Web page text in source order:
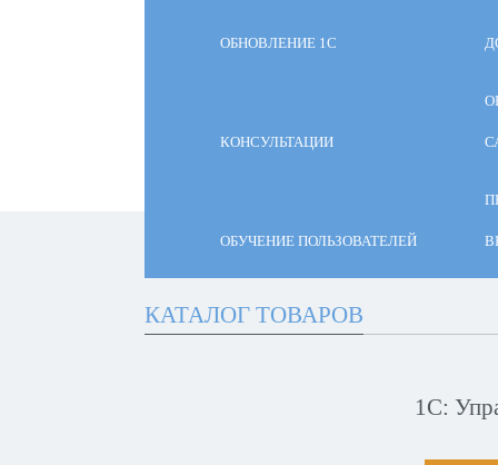
ОБНОВЛЕНИЕ 1С
КОНСУЛЬТАЦИИ
ОБУЧЕНИЕ ПОЛЬЗОВАТЕЛЕЙ
КАТАЛОГ ТОВАРОВ
1С: